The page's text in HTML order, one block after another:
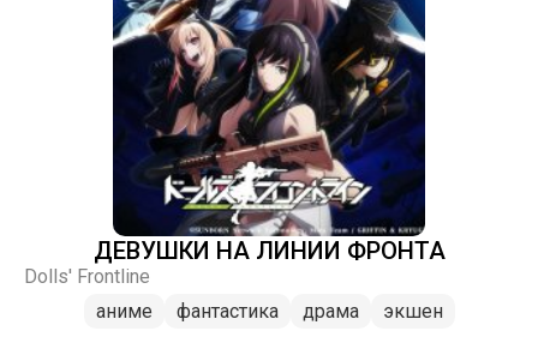
ДЕВУШКИ НА ЛИНИИ ФРОНТА
Dolls' Frontline
аниме
фантастика драма экшен